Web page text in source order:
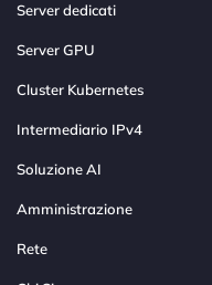
Server dedicati
Server GPU
Cluster Kubernetes
Intermediario IPv4
Soluzione AI
Amministrazione
Rete